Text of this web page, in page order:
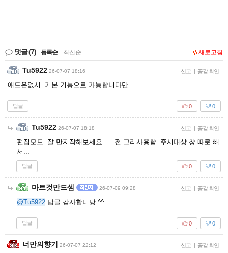
댓글(7) 등록순 최신순 새로고침
Tu5922 26-07-07 18:16 신고 | 공감 확인
애드온없시 기본 기능으로 가능합니다만
답글 0
0
Tu5922 26-07-07 18:18 신고 | 공감 확인
편집모드 잘 만지작해보세요......전 그리사용함 주시대상 창 따로 빼
서...
답글 0
0
마트것만드셈 26-07-09 09:28 신고 | 공감 확인
@Tu5922 답글 감사합니당 ^^
답글 0
0
너만의향기 26-07-07 22:12 신고 | 공감 확인